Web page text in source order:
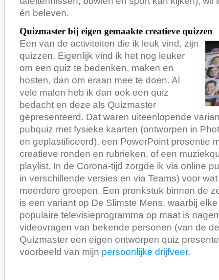
én beleven.
Quizmaster bij eigen gemaakte creatieve quizzen
Een van de activiteiten die ik leuk vind, zijn
quizzen. Eigenlijk vind ik het nog leuker
om een quiz te bedenken, maken en
hosten, dan om eraan mee te doen. Al
vele malen heb ik dan ook een quiz
bedacht en deze als Quizmaster
gepresenteerd. Dat waren uiteenlopende
pubquiz met fysieke kaarten (ontworpen in
en geplastificeerd), een PowerPoint presentie
creatieve ronden en rubrieken, of een
playlist. In de Corona-tijd zorgde ik via online
in verschillende versies en via Teams) voor
meerdere groepen. Een pronkstuk binnen de
is een variant op De Slimste Mens, waarbij
populaire televisieprogramma op maat is
videovragen van bekende personen (van de
Quizmaster een eigen ontworpen quiz
voorbeeld van mijn persoonlijke drijfveer.